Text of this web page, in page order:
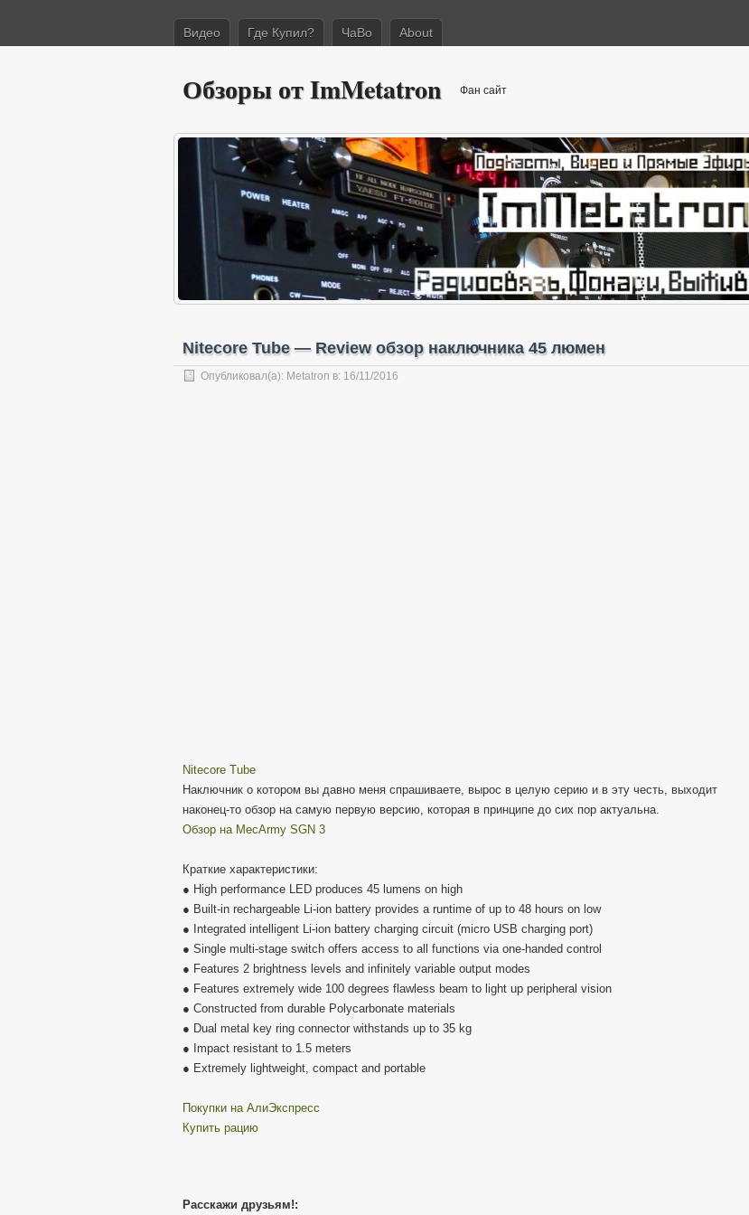
Видео Где Купил? ЧаВо About
Обзоры от ImMetatron Фан сайт
Nitecore Tube — Review обзор наключника 45 люмен
Опубликовал(а): Metatron в: 16/11/2016
Nitecore Tube
Наключник о котором вы давно меня спрашиваете, вырос в целую серию и в эту честь, выходит
наконец-то обзор на самую первую версию, которая в принципе до сих пор актуальна.
Обзор на MecArmy SGN 3
Краткие характеристики:
● High performance LED produces 45 lumens on high
● Built-in rechargeable Li-ion battery provides a runtime of up to 48 hours on low
● Integrated intelligent Li-ion battery charging circuit (micro USB charging port)
● Single multi-stage switch offers access to all functions via one-handed control
● Features 2 brightness levels and infinitely variable output modes
● Features extremely wide 100 degrees flawless beam to light up peripheral vision
● Constructed from durable Polycarbonate materials
● Dual metal key ring connector withstands up to 35 kg
● Impact resistant to 1.5 meters
● Extremely lightweight, compact and portable
Покупки на АлиЭкспресс
Купить рацию
Расскажи друзьям!: